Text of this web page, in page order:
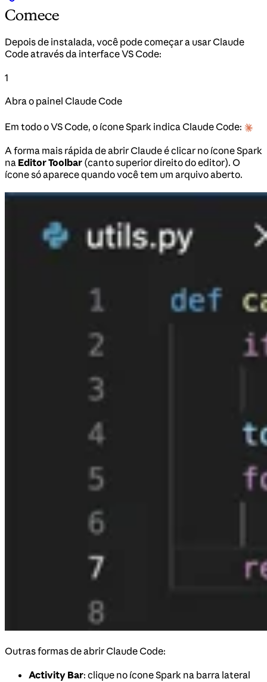
Comece
Depois de instalada, você pode começar a usar Claude
Code através da interface VS Code:
1
Abra o painel Claude Code
Em todo o VS Code, o ícone Spark indica Claude Code:
A forma mais rápida de abrir Claude é clicar no ícone Spark
na Editor Toolbar (canto superior direito do editor). O
ícone só aparece quando você tem um arquivo aberto.
Outras formas de abrir Claude Code:
Activity Bar: clique no ícone Spark na barra lateral